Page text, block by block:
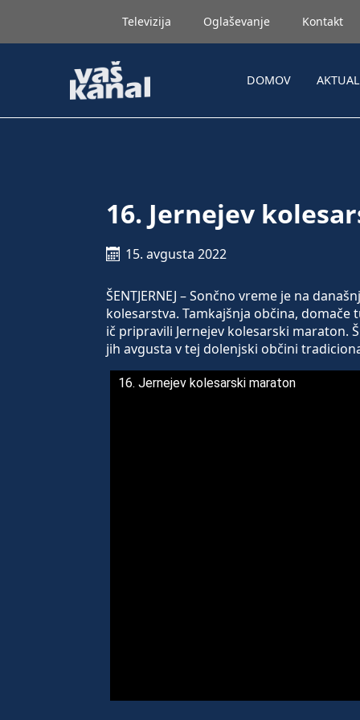
Televizija Oglaševanje Kontakt
DOMOV
16. Jernejev
15. avgusta 2022
ŠENTJERNEJ – Sončno vreme je na
kolesarstva. Tamkajšnja občina,
ič pripravili Jernejev kolesarski maraton.
jih avgusta v tej dolenjski občini
16. Jernejev kolesarski maraton